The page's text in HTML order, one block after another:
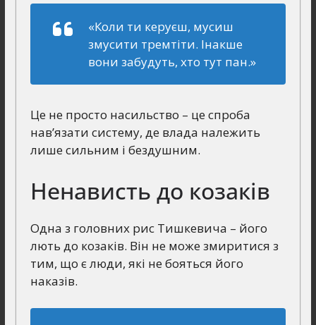
«Коли ти керуєш, мусиш
змусити тремтіти. Інакше
вони забудуть, хто тут пан.»
Це не просто насильство – це спроба
нав’язати систему, де влада належить
лише сильним і бездушним.
Ненависть до козаків
Одна з головних рис Тишкевича – його
лють до козаків. Він не може змиритися з
тим, що є люди, які не бояться його
наказів.